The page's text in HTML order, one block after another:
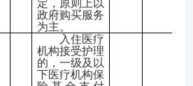
定，原则上以
政府购买服务
为主。
入住医疗
机构接受护理
的，一级及以
下医疗机构保